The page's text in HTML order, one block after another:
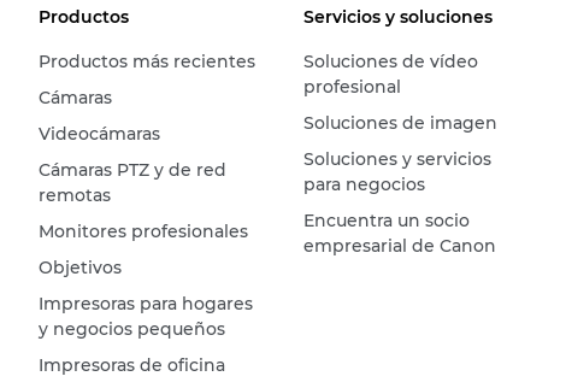
Productos
Productos más recientes
Cámaras
Videocámaras
Cámaras PTZ y de red
remotas
Monitores profesionales
Objetivos
Impresoras para hogares
y negocios pequeños
Impresoras de oficina
Servicios y soluciones
Soluciones de vídeo
profesional
Soluciones de imagen
Soluciones y servicios
para negocios
Encuentra un socio
empresarial de Canon